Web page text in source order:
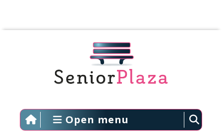
Open menu